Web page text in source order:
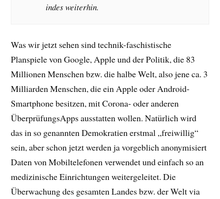
indes weiterhin.
Was wir jetzt sehen sind technik-faschistische
Planspiele von Google, Apple und der Politik, die 83
Millionen Menschen bzw. die halbe Welt, also jene ca. 3
Milliarden Menschen, die ein Apple oder Android-
Smartphone besitzen, mit Corona- oder anderen
ÜberprüfungsApps ausstatten wollen. Natürlich wird
das in so genannten Demokratien erstmal „freiwillig“
sein, aber schon jetzt werden ja vorgeblich anonymisiert
Daten von Mobiltelefonen verwendet und einfach so an
medizinische Einrichtungen weitergeleitet. Die
Überwachung des gesamten Landes bzw. der Welt via